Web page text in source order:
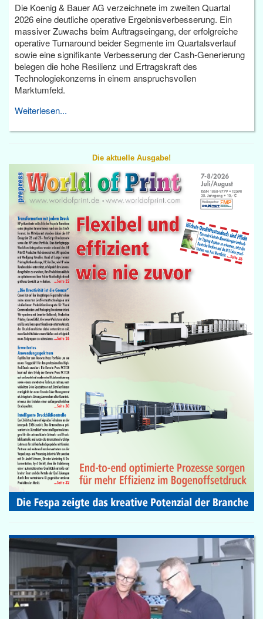
Die Koenig & Bauer AG verzeichnete im zweiten Quartal
2026 eine deutliche operative Ergebnisverbesserung. Ein
massiver Zuwachs beim Auftragseingang, der erfolgreiche
operative Turnaround beider Segmente im Quartalsverlauf
sowie eine signifikante Verbesserung der Cash-Generierung
belegen die hohe Resilienz und Ertragskraft des
Technologiekonzerns in einem anspruchsvollen
Marktumfeld.
Weiterlesen...
Die aktuelle Ausgabe!